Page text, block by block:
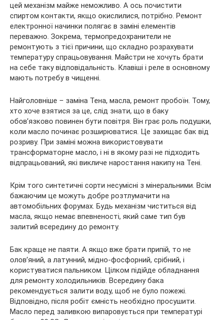
цей механізм майже неможливо. А ось почистити
спиртом контакти, якщо окислилися, потрібно. Ремонт
електронної начинки полягає в заміні елементів
переважно. Зокрема, термопредохранители не
ремонтують з тієї причини, що складно розрахувати
температуру спрацьовування. Майстри не хочуть брати
на себе таку відповідальність. Клавіші і реле в основному
мають потребу в чищенні.
Найголовніше – заміна Тена, масла, ремонт пробоїн. Тому,
хто хоче взятися за це, слід знати, що в баку
обов’язково повинен бути повітря. Він грає роль подушки,
коли масло починає розширюватися. Це захищає бак від
розриву. При заміні можна використовувати
трансформаторне масло, і ні в якому разі не підходить
відпрацьований, які викличе наростання накипу на Тені.
Крім того синтетичні сорти несумісні з мінеральними. Всім
бажаючим це можуть добре розтлумачити на
автомобільних форумах. Будь механізм чиститься від
масла, якщо немає впевненості, який саме тип був
залитий всередину до ремонту.
Бак краще не паяти. А якщо вже брати припій, то не
олов’яний, а латунний, мідно-фосфорний, срібний, і
користуватися пальником. Цілком підійде обладнання
для ремонту холодильників. Всередину бака
рекомендується залити воду, щоб не було пожежі.
Відповідно, після робіт ємність необхідно просушити.
Масло перед заливкою випаровується при температурі